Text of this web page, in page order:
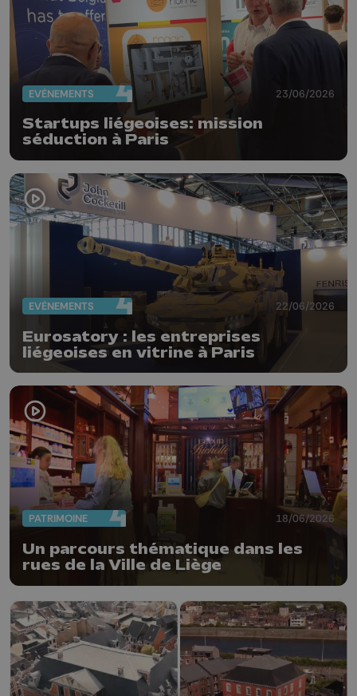
EVÈNEMENTS 23/06/2026
Startups liégeoises: mission
séduction à Paris
EVÈNEMENTS 22/06/2026
Eurosatory : les entreprises
liégeoises en vitrine à Paris
PATRIMOINE 18/06/2026
Un parcours thématique dans les
rues de la Ville de Liège